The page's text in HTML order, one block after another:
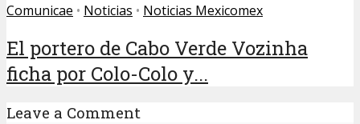
Comunicae • Noticias • Noticias Mexicomex
El portero de Cabo Verde Vozinha
ficha por Colo-Colo y...
Leave a Comment